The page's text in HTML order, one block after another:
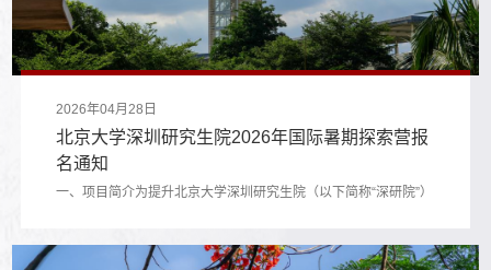
2026年04月28日
北京大学深圳研究生院2026年国际暑期探索营报
名通知
一、项目简介为提升北京大学深圳研究生院（以下简称“深研院”）
研院顶尖学术资源与深圳“双区”驱动的创新活力，为国际学生提供